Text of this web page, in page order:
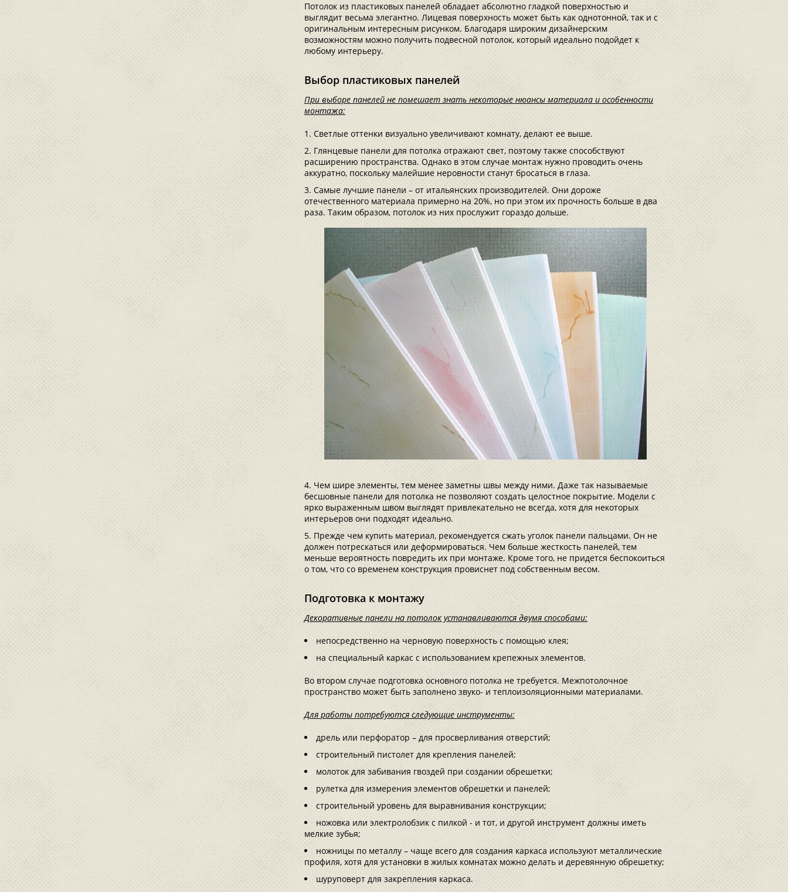
Потолок из пластиковых панелей обладает абсолютно гладкой поверхностью и
выглядит весьма элегантно. Лицевая поверхность может быть как однотонной, так и с
оригинальным интересным рисунком. Благодаря широким дизайнерским
возможностям можно получить подвесной потолок, который идеально подойдет к
любому интерьеру.
Выбор пластиковых панелей
При выборе панелей не помешает знать некоторые нюансы материала и особенности
монтажа:
Светлые оттенки визуально увеличивают комнату, делают ее выше.
Глянцевые панели для потолка отражают свет, поэтому также способствуют
расширению пространства. Однако в этом случае монтаж нужно проводить очень
аккуратно, поскольку малейшие неровности станут бросаться в глаза.
Самые лучшие панели – от итальянских производителей. Они дороже
отечественного материала примерно на 20%, но при этом их прочность больше в два
раза. Таким образом, потолок из них прослужит гораздо дольше.
Чем шире элементы, тем менее заметны швы между ними. Даже так называемые
бесшовные панели для потолка не позволяют создать целостное покрытие. Модели с
ярко выраженным швом выглядят привлекательно не всегда, хотя для некоторых
интерьеров они подходят идеально.
Прежде чем купить материал, рекомендуется сжать уголок панели пальцами. Он не
должен потрескаться или деформироваться. Чем больше жесткость панелей, тем
меньше вероятность повредить их при монтаже. Кроме того, не придется беспокоиться
о том, что со временем конструкция провиснет под собственным весом.
Подготовка к монтажу
Декоративные панели на потолок устанавливаются двумя способами:
непосредственно на черновую поверхность с помощью клея;
на специальный каркас с использованием крепежных элементов.
Во втором случае подготовка основного потолка не требуется. Межпотолочное
пространство может быть заполнено звуко- и теплоизоляционными материалами.
Для работы потребуются следующие инструменты:
дрель или перфоратор – для просверливания отверстий;
строительный пистолет для крепления панелей;
молоток для забивания гвоздей при создании обрешетки;
рулетка для измерения элементов обрешетки и панелей;
строительный уровень для выравнивания конструкции;
ножовка или электролобзик с пилкой - и тот, и другой инструмент должны иметь
мелкие зубья;
ножницы по металлу – чаще всего для создания каркаса используют металлические
профиля, хотя для установки в жилых комнатах можно делать и деревянную обрешетку;
шуруповерт для закрепления каркаса.